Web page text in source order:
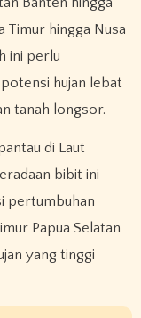
Timur hingga Nusa
ini perlu
hujan lebat
tanah longsor.
di Laut
bibit ini
pertumbuhan
Papua Selatan
yang tinggi